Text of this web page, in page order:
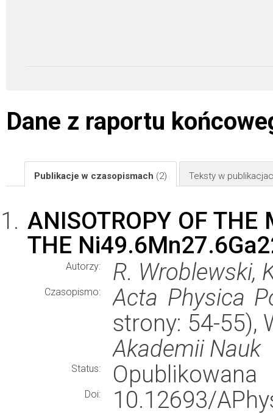
Dane z raportu
Publikacje w czasopismach (2) Teksty w
ANISOTROPY OF THE
THE
Autorzy: R. Wroblewski,
Czasopismo:
Acta Physica
strony: 54-55),
Akademii Nauk
Status: Opublikowana
Doi:
10.12693/